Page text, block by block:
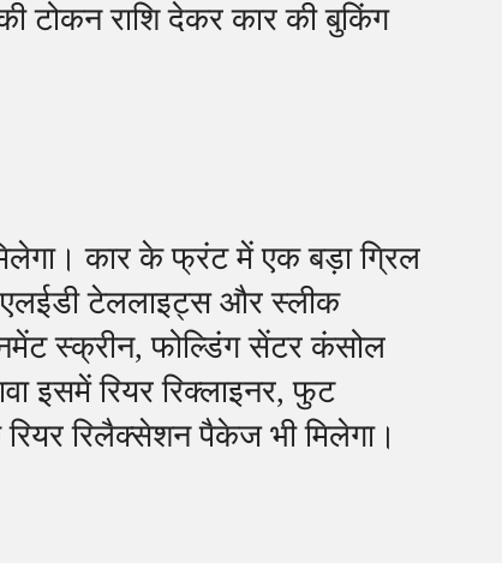
टोकन राशि देकर कार की बुकिंग
कार के फ्रंट में एक बड़ा ग्रिल
टेललाइट्स और स्लीक
स्क्रीन, फोल्डिंग सेंटर कंसोल
इसमें रियर रिक्लाइनर, फुट
रिलैक्सेशन पैकेज भी मिलेगा।